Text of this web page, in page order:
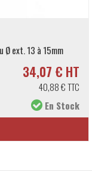
Ø ext. 13 à 15mm
34,07 € HT
40,88 € TTC
En Stock